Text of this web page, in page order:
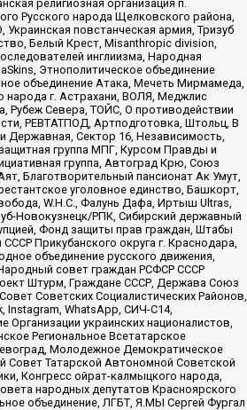
религиозная организация п.
Русского народа Щелковского района,
повстанческая армия, Тризуб
Белый Крест, Misanthropic division,
инглиизма, Народная
Этнополитическое объединение
объединение Атака, Мечеть Мирмамеда,
народа г. Астрахани, ВОЛЯ, Меджлис
Рубеж Севера, ТОЙС, О противодействии
РЕВТАТПОД, Артподготовка, Штольц, В
Державная, Сектор 16, Независимость,
группа МПГ, Курсом Правды и
группа, Автоград Крю, Союз
Благотворительный пансионат Ак Умут,
уголовное единство, Башкорт,
W.H.С., Фалунь Дафа, Иртыш Ultras,
Новокузнецк/РПК, Сибирский державный
Фонд защиты прав граждан, Штабы
Прикубанского округа г. Краснодара,
объединение русского движения,
совет граждан РСФСР СССР
Штурм, Граждане СССР, Держава Союз
Советских Социалистических Районов,
Instagram, WhatsApp, СИЧ-С14,
украинских националистов,
Региональное Всетатарское
Молодежное Демократическое
Совет Татарской Автономной Советской
Конгресс ойрат-калмыцкого народа,
народных депутатов Красноярского
объединение, ЛГБТ, Я.МЫ Сергей Фургал